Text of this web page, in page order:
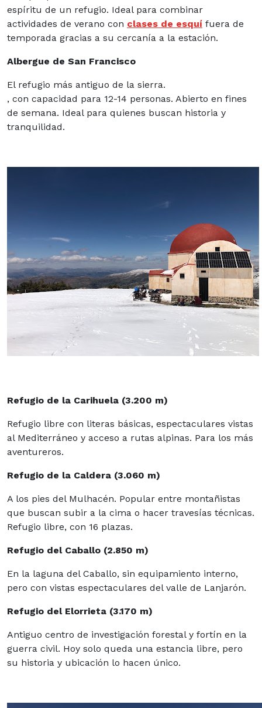
espíritu de un refugio. Ideal para combinar
actividades de verano con clases de esquí fuera de
temporada gracias a su cercanía a la estación.
Albergue de San Francisco
El refugio más antiguo de la sierra.
, con capacidad para 12-14 personas. Abierto en fines
de semana. Ideal para quienes buscan historia y
tranquilidad.
Refugio de la Carihuela (3.200 m)
Refugio libre con literas básicas, espectaculares vistas
al Mediterráneo y acceso a rutas alpinas. Para los más
aventureros.
Refugio de la Caldera (3.060 m)
A los pies del Mulhacén. Popular entre montañistas
que buscan subir a la cima o hacer travesías técnicas.
Refugio libre, con 16 plazas.
Refugio del Caballo (2.850 m)
En la laguna del Caballo, sin equipamiento interno,
pero con vistas espectaculares del valle de Lanjarón.
Refugio del Elorrieta (3.170 m)
Antiguo centro de investigación forestal y fortín en la
guerra civil. Hoy solo queda una estancia libre, pero
su historia y ubicación lo hacen único.